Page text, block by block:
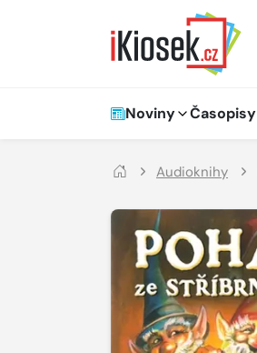
Hlavní navigace
Noviny Časopisy
Audioknihy